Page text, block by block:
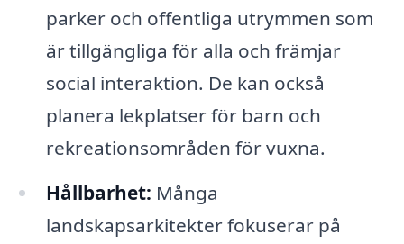
parker och offentliga utrymmen som
är tillgängliga för alla och främjar
social interaktion. De kan också
planera lekplatser för barn och
rekreationsområden för vuxna.
Hållbarhet: Många
landskapsarkitekter fokuserar på